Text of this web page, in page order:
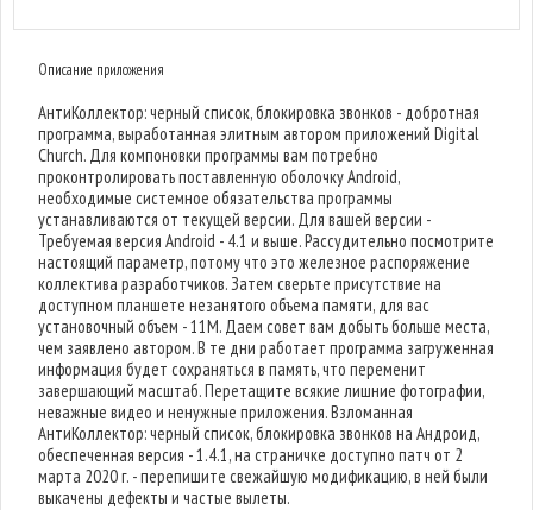
Описание приложения
АнтиКоллектор: черный список, блокировка звонков - добротная
программа, выработанная элитным автором приложений Digital
Church. Для компоновки программы вам потребно
проконтролировать поставленную оболочку Android,
необходимые системное обязательства программы
устанавливаются от текущей версии. Для вашей версии -
Требуемая версия Android - 4.1 и выше. Рассудительно посмотрите
настоящий параметр, потому что это железное распоряжение
коллектива разработчиков. Затем сверьте присутствие на
доступном планшете незанятого объема памяти, для вас
установочный объем - 11M. Даем совет вам добыть больше места,
чем заявлено автором. В те дни работает программа загруженная
информация будет сохраняться в память, что переменит
завершающий масштаб. Перетащите всякие лишние фотографии,
неважные видео и ненужные приложения. Взломанная
АнтиКоллектор: черный список, блокировка звонков на Андроид,
обеспеченная версия - 1.4.1, на страничке доступно патч от 2
марта 2020 г. - перепишите свежайшую модификацию, в ней были
выкачены дефекты и частые вылеты.